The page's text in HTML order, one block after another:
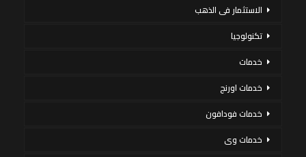
الاستثمار فى الذهب
تكنولوجيا
خدمات
خدمات اورنج
خدمات فودافون
خدمات وى